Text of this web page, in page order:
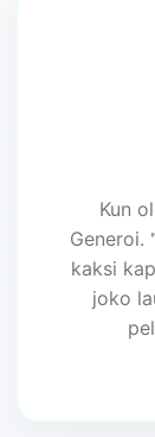
Kun
Generoi.
kaksi
joko